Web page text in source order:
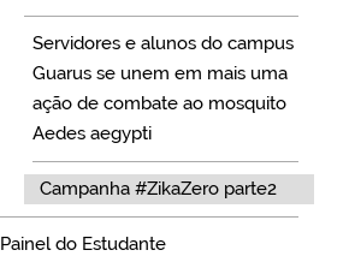
Servidores e alunos do campus
Guarus se unem em mais uma
ação de combate ao mosquito
Aedes aegypti
Campanha #ZikaZero parte2
Painel do Estudante